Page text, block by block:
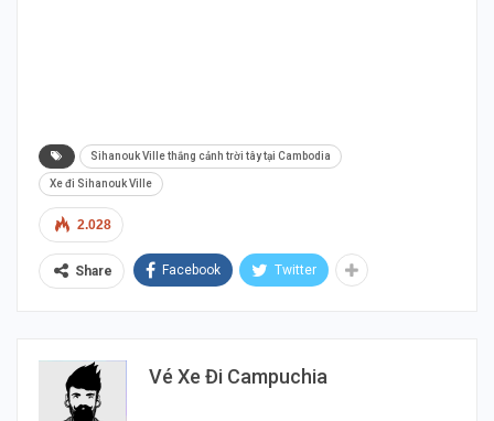
Sihanouk Ville thắng cảnh trời tây tại Cambodia
Xe đi Sihanouk Ville
2.028
Share Facebook Twitter
Vé Xe Đi Campuchia